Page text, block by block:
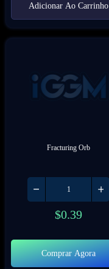
Adicionar Ao Carrinho
Fracturing Orb
$0.39
Comprar Agora